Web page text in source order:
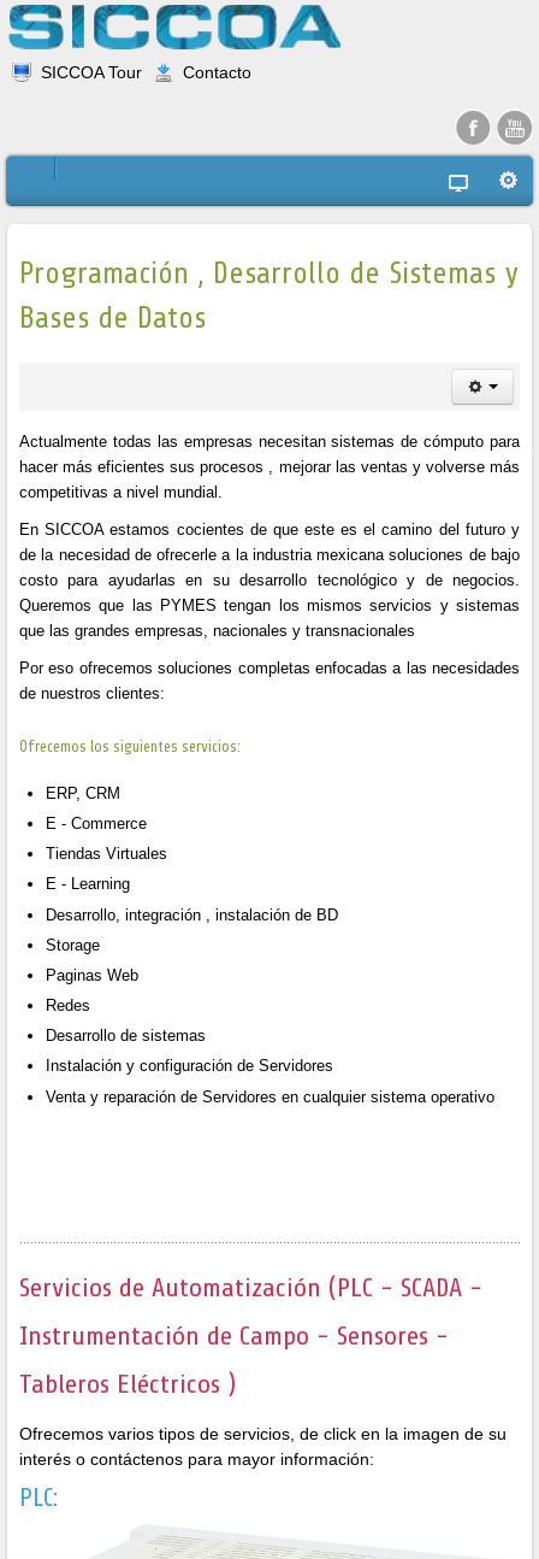
SICCOA Tour Contacto
Programación , Desarrollo de Sistemas y
Bases de Datos
Actualmente todas las empresas necesitan sistemas de cómputo para
hacer más eficientes sus procesos , mejorar las ventas y volverse más
competitivas a nivel mundial.
En SICCOA estamos cocientes de que este es el camino del futuro y
de la necesidad de ofrecerle a la industria mexicana soluciones de bajo
costo para ayudarlas en su desarrollo tecnológico y de negocios.
Queremos que las PYMES tengan los mismos servicios y sistemas
que las grandes empresas, nacionales y transnacionales
Por eso ofrecemos soluciones completas enfocadas a las necesidades
de nuestros clientes:
Ofrecemos los siguientes servicios:
ERP, CRM
E - Commerce
Tiendas Virtuales
E - Learning
Desarrollo, integración , instalación de BD
Storage
Paginas Web
Redes
Desarrollo de sistemas
Instalación y configuración de Servidores
Venta y reparación de Servidores en cualquier sistema operativo
Servicios de Automatización (PLC - SCADA -
Instrumentación de Campo - Sensores -
Tableros Eléctricos )
Ofrecemos varios tipos de servicios, de click en la imagen de su
interés o contáctenos para mayor información:
PLC: